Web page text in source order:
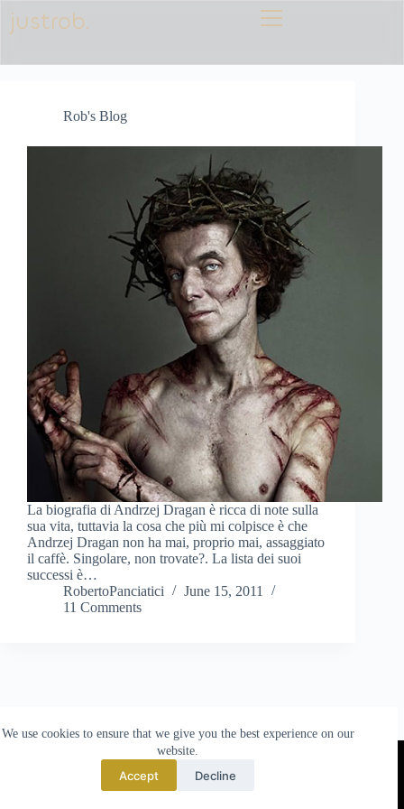
We use cookies to ensure that we give you the best experience on our
website.
Accept Decline
justrob.
Rob's Blog
La biografia di Andrzej Dragan è ricca di note sulla
sua vita, tuttavia la cosa che più mi colpisce è che
Andrzej Dragan non ha mai, proprio mai, assaggiato
il caffè. Singolare, non trovate?. La lista dei suoi
successi è…
RobertoPanciatici
June 15, 2011
11 Comments
Nova Templates
TO TOP